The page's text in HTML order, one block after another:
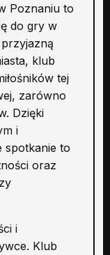
Poznaniu to
do gry w
klub
tej
zarówno
Dzięki
i
spotkanie to
oraz
i
Klub